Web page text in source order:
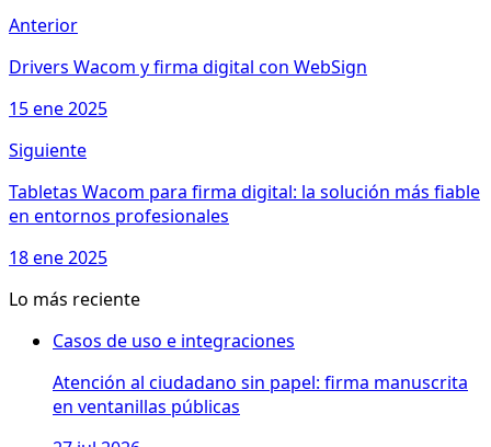
Anterior
Drivers Wacom y firma digital con WebSign
15 ene 2025
Siguiente
Tabletas Wacom para firma digital: la solución más fiable
en entornos profesionales
18 ene 2025
Lo más reciente
Casos de uso e integraciones
Atención al ciudadano sin papel: firma manuscrita
en ventanillas públicas